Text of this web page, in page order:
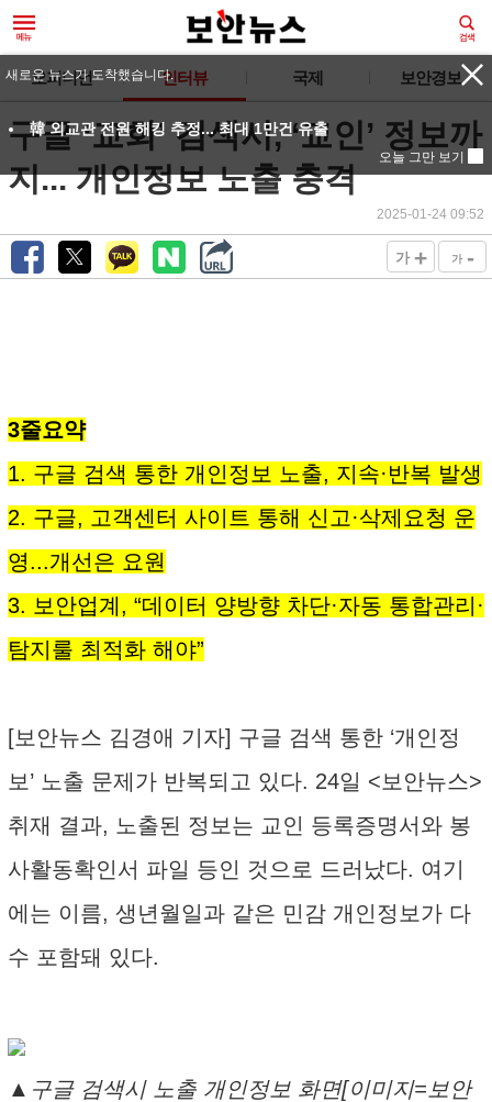
오피니언 인터뷰 국제 보안경보
구글 ‘교회’ 검색시, ‘교인’ 정보까
지... 개인정보 노출 충격
2025-01-24 09:52
가 + 가 -
3줄요약
1. 구글 검색 통한 개인정보 노출, 지속·반복 발생
2. 구글, 고객센터 사이트 통해 신고·삭제요청 운
영...개선은 요원
3. 보안업계, “데이터 양방향 차단·자동 통합관리·
탐지룰 최적화 해야”
[보안뉴스 김경애 기자] 구글 검색 통한 ‘개인정
보’ 노출 문제가 반복되고 있다. 24일 <보안뉴스>
취재 결과, 노출된 정보는 교인 등록증명서와 봉
사활동확인서 파일 등인 것으로 드러났다. 여기
에는 이름, 생년월일과 같은 민감 개인정보가 다
수 포함돼 있다.
▲구글 검색시 노출 개인정보 화면[이미지=보안
새로운 뉴스가 도착했습니다.
韓 외교관 전원 해킹 추정... 최대 1만건 유출
오늘 그만 보기